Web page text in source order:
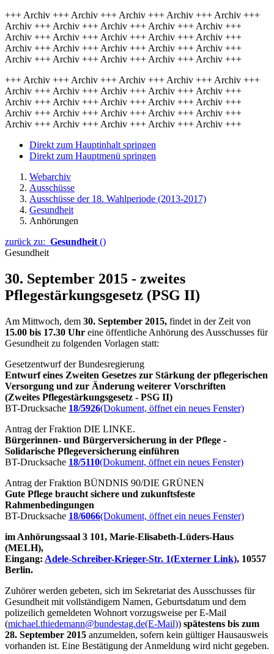
+++ Archiv +++ Archiv +++ Archiv +++ Archiv +++ Archiv +++
Archiv +++ Archiv +++ Archiv +++ Archiv +++ Archiv +++
Archiv +++ Archiv +++ Archiv +++ Archiv +++ Archiv +++
Archiv +++ Archiv +++ Archiv +++ Archiv +++ Archiv +++
Archiv +++ Archiv +++ Archiv +++ Archiv +++ Archiv +++
+++ Archiv +++ Archiv +++ Archiv +++ Archiv +++ Archiv +++
Archiv +++ Archiv +++ Archiv +++ Archiv +++ Archiv +++
Archiv +++ Archiv +++ Archiv +++ Archiv +++ Archiv +++
Archiv +++ Archiv +++ Archiv +++ Archiv +++ Archiv +++
Archiv +++ Archiv +++ Archiv +++ Archiv +++ Archiv +++
Direkt zum Hauptinhalt springen
Direkt zum Hauptmenü springen
Webarchiv
Ausschüsse
Ausschüsse der 18. Wahlperiode (2013-2017)
Gesundheit
Anhörungen
zurück zu: Gesundheit ()
Gesundheit
30. September 2015 - zweites
Pflegestärkungsgesetz (PSG II)
Am Mittwoch, dem 30. September 2015, findet in der Zeit von
15.00 bis 17.30 Uhr eine öffentliche Anhörung des Ausschusses für
Gesundheit zu folgenden Vorlagen statt:
Gesetzentwurf der Bundesregierung
Entwurf eines Zweiten Gesetzes zur Stärkung der pflegerischen
Versorgung und zur Änderung weiterer Vorschriften
(Zweites Pflegestärkungsgesetz - PSG II)
BT-Drucksache 18/5926(Dokument, öffnet ein neues Fenster)
Antrag der Fraktion DIE LINKE.
Bürgerinnen- und Bürgerversicherung in der Pflege -
Solidarische Pflegeversicherung einführen
BT-Drucksache 18/5110(Dokument, öffnet ein neues Fenster)
Antrag der Fraktion BÜNDNIS 90/DIE GRÜNEN
Gute Pflege braucht sichere und zukunftsfeste
Rahmenbedingungen
BT-Drucksache 18/6066(Dokument, öffnet ein neues Fenster)
im Anhörungssaal 3 101, Marie-Elisabeth-Lüders-Haus
(MELH),
Eingang: Adele-Schreiber-Krieger-Str. 1(Externer Link), 10557
Berlin.
Zuhörer werden gebeten, sich im Sekretariat des Ausschusses für
Gesundheit mit vollständigem Namen, Geburtsdatum und dem
polizeilich gemeldeten Wohnort vorzugsweise per E-Mail
(michael.thiedemann@bundestag.de(E-Mail)) spätestens bis zum
28. September 2015 anzumelden, sofern kein gültiger Hausausweis
vorhanden ist. Eine Bestätigung der Anmeldung wird nicht gegeben.